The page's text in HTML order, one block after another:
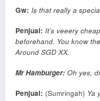
Gw: Is that really a
Penjual: It’s veeery
beforehand. You know
Around SGD XX.
Mr Hamburger: Oh yes,
Penjual: (Sumringah) Ya